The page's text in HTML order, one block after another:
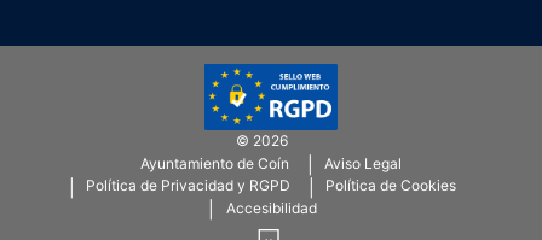
CONFIGURACIÓN DE COOKIES
RECHAZAR TODO
Menú
SubFooter
© 2026
Ayuntamiento de Coín
Aviso Legal
Política de Privacidad y RGPD
Política de Cookies
Accesibilidad